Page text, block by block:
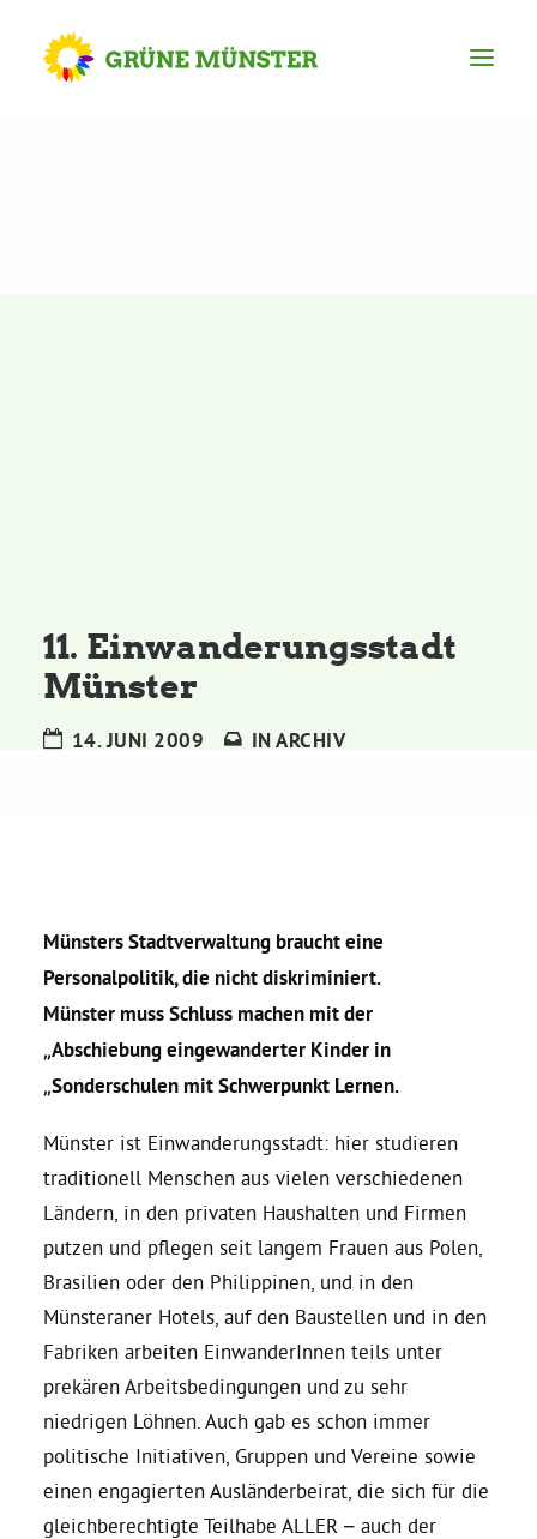
Grünes Zentrum
Josefine Paul, MdL
Robin Korte, MdL
Daniel Freund, MdEP
Delegierte
Grüne im Rathaus
Ratsfraktion
Ratsmitglieder 2025 – 2030
Ratsanträge
11. Einwanderungsstadt
Münster
14. JUNI 2009 INARCHIV
Münsters Stadtverwaltung braucht eine
Personalpolitik, die nicht diskriminiert.
Münster muss Schluss machen mit der
„Abschiebung eingewanderter Kinder in
„Sonderschulen mit Schwerpunkt Lernen.
Münster ist Einwanderungsstadt: hier studieren
traditionell Menschen aus vielen verschiedenen
Ländern, in den privaten Haushalten und Firmen
putzen und pflegen seit langem Frauen aus Polen,
Brasilien oder den Philippinen, und in den
Münsteraner Hotels, auf den Baustellen und in den
Fabriken arbeiten EinwanderInnen teils unter
prekären Arbeitsbedingungen und zu sehr
niedrigen Löhnen. Auch gab es schon immer
politische Initiativen, Gruppen und Vereine sowie
einen engagierten Ausländerbeirat, die sich für die
gleichberechtigte Teilhabe ALLER – auch der